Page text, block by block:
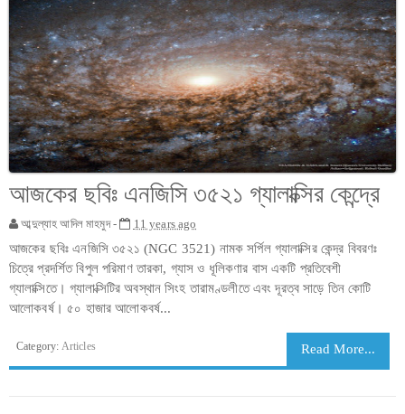
আজকের ছবিঃ এনজিসি ৩৫২১ গ্যালাক্সির কেন্দ্রে
আব্দুল্যাহ আদিল মাহমুদ - 11 years ago
আজকের ছবিঃ এনজিসি ৩৫২১ (NGC 3521) নামক সর্পিল গ্যালাক্সির কেন্দ্র বিবরণঃ
চিত্রে প্রদর্শিত বিপুল পরিমাণ তারকা, গ্যাস ও ধূলিকণার বাস একটি প্রতিবেশী
গ্যালাক্সিতে। গ্যালাক্সিটির অবস্থান সিংহ তারামণ্ডলীতে এবং দূরত্ব সাড়ে তিন কোটি
আলোকবর্ষ। ৫০ হাজার আলোকবর্ষ...
Category: Articles Read More...